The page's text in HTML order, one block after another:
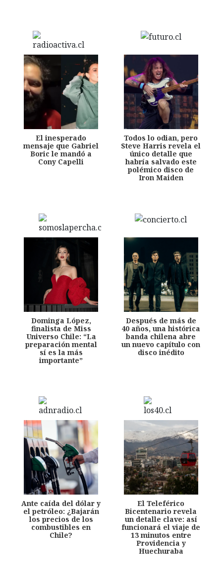
El inesperado
mensaje que Gabriel
Boric le mandó a
Cony Capelli
Todos lo odian, pero
Steve Harris revela el
único detalle que
habría salvado este
polémico disco de
Iron Maiden
Dominga López,
finalista de Miss
Universo Chile: “La
preparación mental
sí es la más
importante”
Después de más de
40 años, una histórica
banda chilena abre
un nuevo capítulo con
disco inédito
Ante caída del dólar y
el petróleo: ¿Bajarán
los precios de los
combustibles en
Chile?
El Teleférico
Bicentenario revela
un detalle clave: así
funcionará el viaje de
13 minutos entre
Providencia y
Huechuraba